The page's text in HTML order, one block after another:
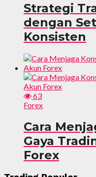
Strategi
dengan
Konsisten
63
Forex
Cara
Gaya
Forex